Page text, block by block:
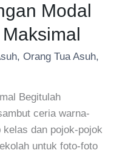
Modal
, Orang Tua Asuh,
Begitulah
ceria warna-
dan pojok-pojok
untuk foto-foto